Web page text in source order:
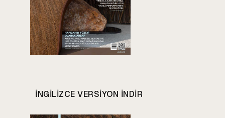
INGILIZCE VERSIYON INDIR